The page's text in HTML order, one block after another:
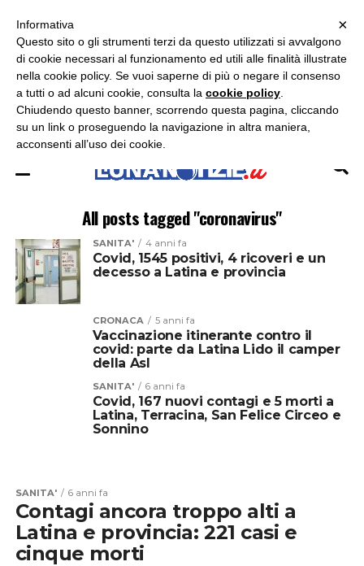
ASCOLTA RADIO LUNA
All posts tagged "coronavirus"
SANITA' 4 anni fa
Covid, 1545 positivi, 4 ricoveri e un
decesso a Latina e provincia
CRONACA 5 anni fa
Vaccinazione itinerante contro il
covid: parte da Latina Lido il camper
della Asl
SANITA' 6 anni fa
Covid, 167 nuovi contagi e 5 morti a
Latina, Terracina, San Felice Circeo e
Sonnino
SANITA' 6 anni fa
Contagi ancora troppo alti a
Latina e provincia: 221 casi e
cinque morti
×
×
Informativa
Questo sito o gli strumenti terzi da questo utilizzati si avvalgono
di cookie necessari al funzionamento ed utili alle finalità illustrate
nella cookie policy. Se vuoi saperne di più o negare il consenso
a tutti o ad alcuni cookie, consulta la cookie policy
Chiudendo questo banner, scorrendo questa pagina, cliccando
su un link o proseguendo la navigazione in altra maniera,
acconsenti all’uso dei cookie.